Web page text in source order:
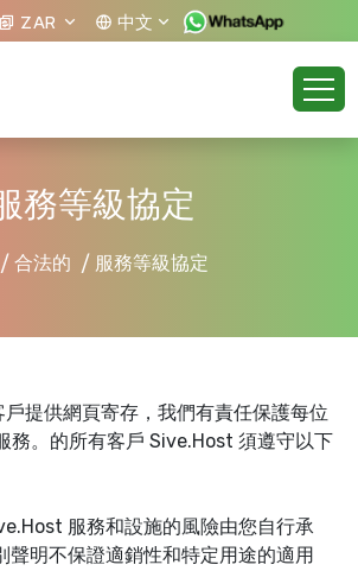
ZAR 中文
務等級協定
合法的 服務等級協定
提供網頁寄存，我們有責任保護每位
務。的所有客戶 Sive.Host 須遵守以下
服務和設施的風險由您自行承
聲明不保證適銷性和特定用途的適用